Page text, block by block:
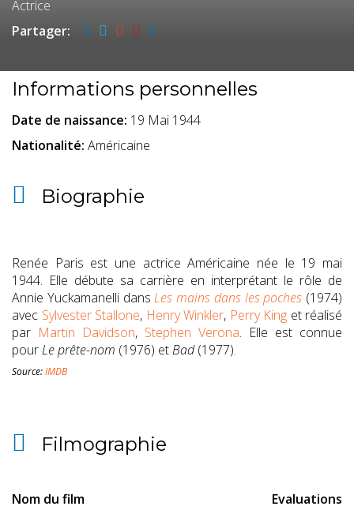
Acteurs et Actrices
Actrice
Partager:
Informations personnelles
Date de naissance: 19 Mai 1944
Nationalité: Américaine
Biographie
Renée Paris est une actrice Américaine née le 19 mai
1944. Elle débute sa carrière en interprétant le rôle de
Annie Yuckamanelli dansLes mains dans les poches (1974)
avec Sylvester Stallone, Henry Winkler, Perry King et réalisé
par Martin Davidson, Stephen Verona. Elle est connue
pourLe prête-nom (1976) etBad(1977).
Source:IMDB
Filmographie
Nom du film Evaluations